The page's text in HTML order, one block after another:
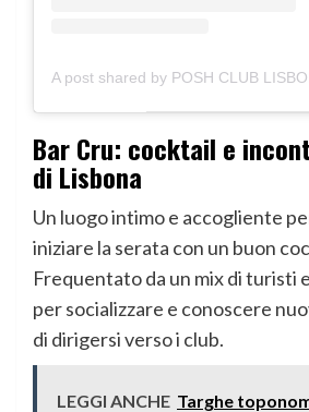
Bar Cru: cocktail e
di Lisbona
Un luogo intimo e accogliente
iniziare la serata con un buon
Frequentato da un mix di turisti
per socializzare e conoscere
di dirigersi verso i club.
LEGGI ANCHE Targhe